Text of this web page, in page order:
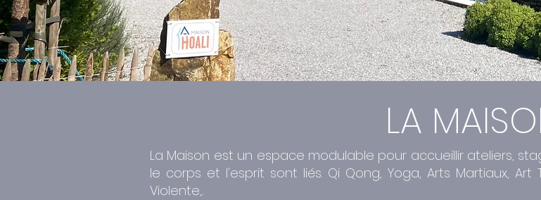
LA
La Maison est un espace modulable pour accueillir ateliers,
le corps et l'esprit sont liés. Qi Qong, Yoga, Arts Martiaux,
Violente,..